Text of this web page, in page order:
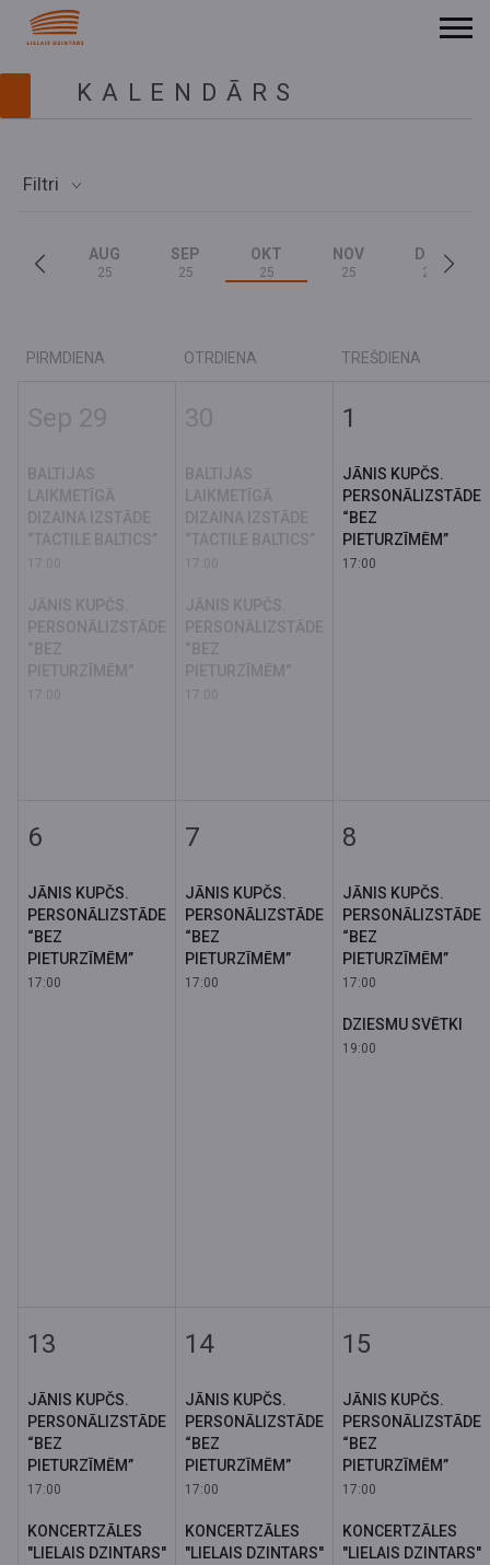
KALENDĀRS
Filtri
AUG
25
SEP
25
OKT
25
NOV
25
DEC
25
PIRMDIENA OTRDIENA TREŠDIENA
Sep 29
BALTIJAS
LAIKMETĪGĀ
DIZAINA IZSTĀDE
“TACTILE BALTICS”
17:00
JĀNIS KUPČS.
PERSONĀLIZSTĀDE
“BEZ
PIETURZĪMĒM”
17:00
30
BALTIJAS
LAIKMETĪGĀ
DIZAINA IZSTĀDE
“TACTILE BALTICS”
17:00
JĀNIS KUPČS.
PERSONĀLIZSTĀDE
“BEZ
PIETURZĪMĒM”
17:00
1
JĀNIS KUPČS.
PERSONĀLIZSTĀDE
“BEZ
PIETURZĪMĒM”
17:00
6
JĀNIS KUPČS.
PERSONĀLIZSTĀDE
“BEZ
PIETURZĪMĒM”
17:00
7
JĀNIS KUPČS.
PERSONĀLIZSTĀDE
“BEZ
PIETURZĪMĒM”
17:00
8
JĀNIS KUPČS.
PERSONĀLIZSTĀDE
“BEZ
PIETURZĪMĒM”
17:00
DZIESMU SVĒTKI
19:00
13
JĀNIS KUPČS.
PERSONĀLIZSTĀDE
“BEZ
PIETURZĪMĒM”
17:00
KONCERTZĀLES
"LIELAIS DZINTARS"
14
JĀNIS KUPČS.
PERSONĀLIZSTĀDE
“BEZ
PIETURZĪMĒM”
17:00
KONCERTZĀLES
"LIELAIS DZINTARS"
15
JĀNIS KUPČS.
PERSONĀLIZSTĀDE
“BEZ
PIETURZĪMĒM”
17:00
KONCERTZĀLES
"LIELAIS DZINTARS"